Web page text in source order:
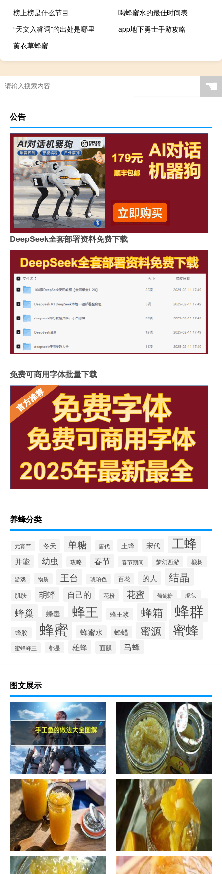
榜上榜是什么节目
喝蜂蜜水的最佳时间表
“天文入睿词”的出处是哪里
app地下勇士手游攻略
薰衣草蜂蜜
☚
公告
DeepSeek全套部署资料免费下载
免费可商用字体批量下载
养蜂分类
元宵节 冬天 单糖 唐代 土蜂 宋代 工蜂
并能 幼虫 攻略 春节 春节期间 梦幻西游 椴树
游戏 物质 王台 琥珀色 百花 的人 结晶
肌肤 胡蜂 自己的 花粉 花蜜 葡萄糖 虎头
蜂巢 蜂毒 蜂王 蜂王浆 蜂箱 蜂群
蜂胶 蜂蜜 蜂蜜水 蜂蜡 蜜源 蜜蜂
蜜蜂蜂王 都是 雄蜂 面膜 马蜂
图文展示
手工鱼的做法大全图解
蜂蜜柚子茶的正确做法-蜂蜜柚
子茶的浸泡方法有哪些？
自制蜂蜜柚子茶-蜂蜜柚子茶有
哪些正确的做法？
自制蜂蜜柚子茶-蜂蜜柚子茶如
何正确饮用？